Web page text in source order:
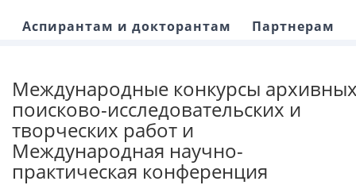
Аспирантам и докторантам
Партнерам
Международные конкурсы
поисково-исследовательских и
творческих работ и
Международная научно-
практическая конференция